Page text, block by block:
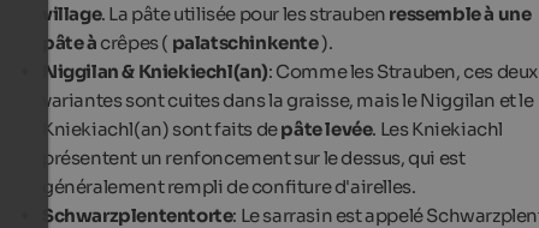
village. La pâte utilisée pour les strauben ressemble à une
pâte à crêpes ( palatschinkente).
Niggilan & Kniekiechl(an): Comme les Strauben, ces deux
variantes sont cuites dans la graisse, mais le Niggilan et le
Kniekiachl(an) sont faits depâte levée. Les Kniekiachl
présentent un renfoncement sur le dessus, qui est
généralement rempli de confiture d'airelles.
Schwarzplententorte: Le sarrasin est appelé